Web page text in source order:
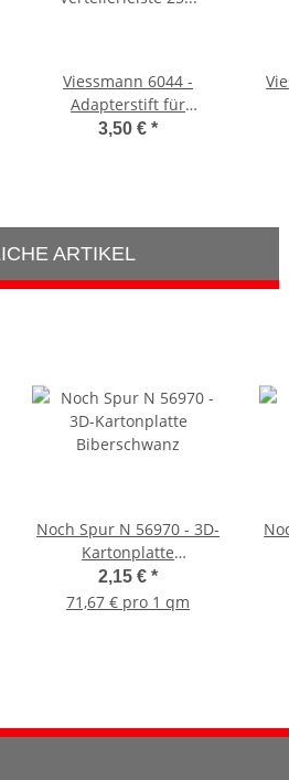
Viessmann 6044 -
Adapterstift für
Verteilerleiste 25 Stück
3,50 €*
ARTIKEL
Noch Spur N 56970 - 3D-
Kartonplatte
Biberschwanz
2,15 €*
71,67 € pro 1 qm